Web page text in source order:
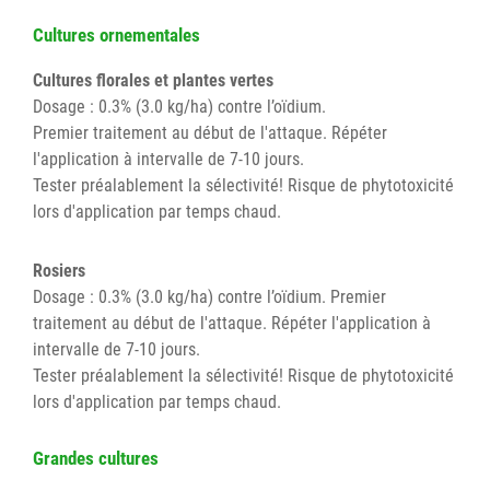
Cultures ornementales
Cultures florales et plantes vertes
Dosage : 0.3% (3.0 kg/ha) contre l’oïdium.
Premier traitement au début de l'attaque. Répéter
l'application à intervalle de 7-10 jours.
Tester préalablement la sélectivité! Risque de phytotoxicité
lors d'application par temps chaud.
Rosiers
Dosage : 0.3% (3.0 kg/ha) contre l’oïdium. Premier
traitement au début de l'attaque. Répéter l'application à
intervalle de 7-10 jours.
Tester préalablement la sélectivité! Risque de phytotoxicité
lors d'application par temps chaud.
Grandes cultures